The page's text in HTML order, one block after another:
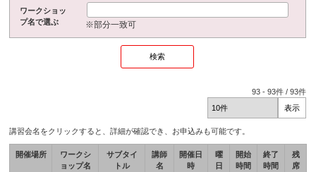
ワークショッ
プ名で選ぶ
※部分一致可
93 -93件 /93件
講習会名をクリックすると、詳細が確認でき、お申込みも可能です。
開催場所
ワークシ
ョップ名
サブタイ
トル
講師
名
開催日
時
曜
日
開始
時間
終了
時間
残
席